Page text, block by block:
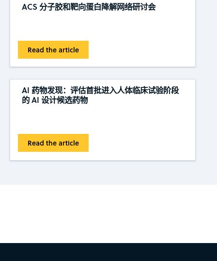
ACS 分子胶和靶向蛋白降解网络研讨会
Read the article
AI 药物发现：评估首批进入人体临床试验阶段
的 AI 设计候选药物
Read the article